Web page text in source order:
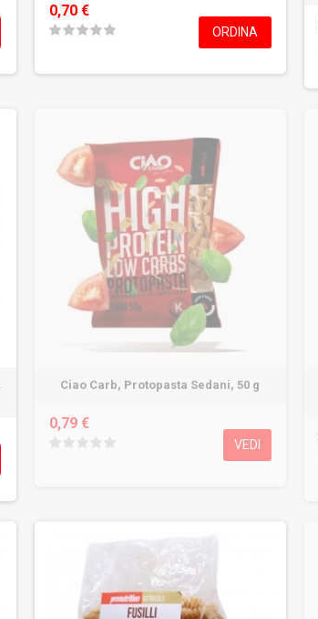
0,70 €
ORDINA
Ciao Carb, Protopasta Sedani, 50 g
0,79 €
VEDI